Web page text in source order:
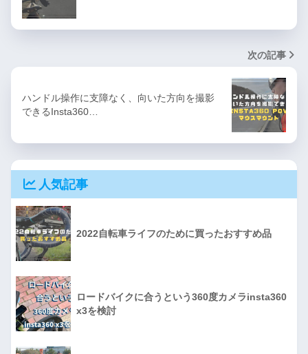
次の記事
ハンドル操作に支障なく、向いた方向を撮影
できるInsta360…
人気記事
2022自転車ライフのために買ったおすすめ品
ロードバイクに合うという360度カメラinsta360
x3を検討